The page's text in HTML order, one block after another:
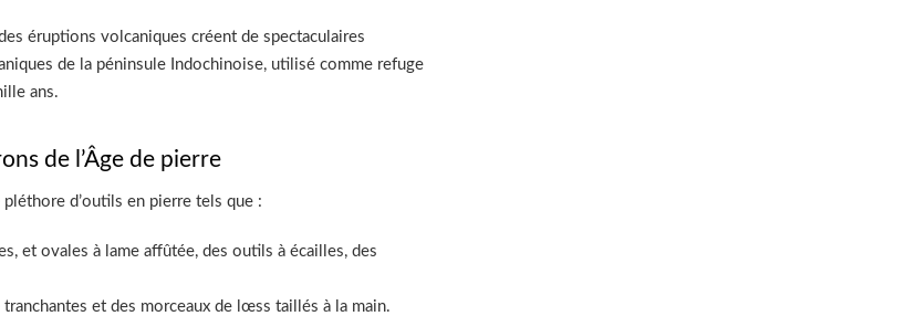
éruptions volcaniques créent de spectaculaires
de la péninsule Indochinoise, utilisé comme refuge
ans.
de l’Âge de pierre
d’outils en pierre tels que :
et ovales à lame affûtée, des outils à écailles, des
et des morceaux de lœss taillés à la main.